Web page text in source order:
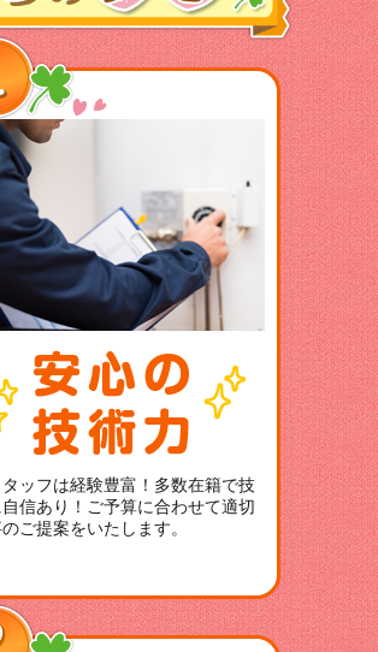
ッフは経験豊富！多数在籍で技
信あり！ご予算に合わせて適切
ご提案をいたします。